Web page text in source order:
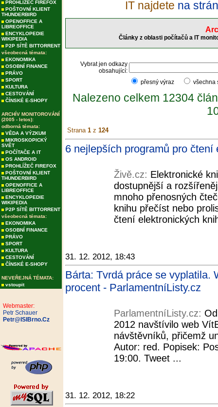
PROHLÍŽEČ FIREFOX
POŠTOVNÍ KLIENT
THUNDERBIRD
OPENOFFICE A
LIBREOFFICE
ENCYKLOPEDIE
WIKIPEDIA
P2P SÍTĚ BITTORRENT
všeobecná témata:
EKONOMIKA
OSOBNÍ FINANCE
PRÁVO
SPORT
KULTURA
CESTOVÁNÍ
ČÍNSKÉ E-SHOPY
ARCHÍV MONITOROVÁNÍ
(2005 - letos):
odborná témata:
VĚDA A VÝZKUM
MIKROSKOPICKÝ
SVĚT
POČÍTAČE A IT
OS ANDROID
PROHLÍŽEČ FIREFOX
POŠTOVNÍ KLIENT
THUNDERBIRD
OPENOFFICE A
LIBREOFFICE
ENCYKLOPEDIE
WIKIPEDIA
P2P SÍTĚ BITTORRENT
všeobecná témata:
EKONOMIKA
OSOBNÍ FINANCE
PRÁVO
SPORT
KULTURA
CESTOVÁNÍ
ČÍNSKÉ E-SHOPY
NEVEŘEJNÁ TÉMATA:
vstoupit
Webmaster:
Petr Schauer
Petr@ISIBrno.Cz
IT najdete na
Články z oblasti počítačů a IT
Vybrat jen odkazy
obsahující:
přesný výraz
Nalezeno celkem 12304
Strana 1 z 124
6 nejlepších programů pro
Živě.cz: Elektronické
dostupnější a
mnoho přenosných
knihu přečíst nebo
čtení elektronických
31. 12. 2012, 18:43
Bárta: Tvrdá práce se vyplatila.
procent - ParlamentníListy.cz
ParlamentníListy.cz:
2012 navštívilo web
návštěvníků, přičemž
Autor: red. Popisek:
19:00. Tweet ...
31. 12. 2012, 18:22